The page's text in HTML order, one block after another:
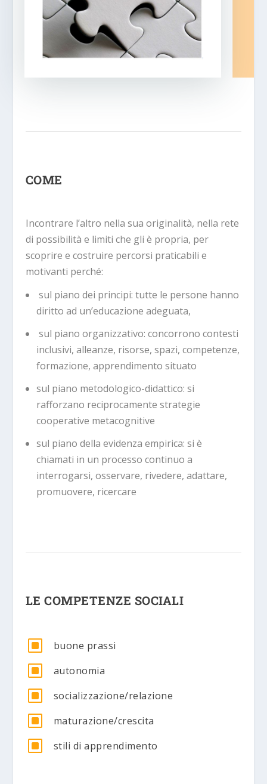
COME
Incontrare l’altro nella sua originalità, nella rete
di possibilità e limiti che gli è propria, per
scoprire e costruire percorsi praticabili e
motivanti perché:
sul piano dei principi: tutte le persone hanno
diritto ad un’educazione adeguata,
sul piano organizzativo: concorrono contesti
inclusivi, alleanze, risorse, spazi, competenze,
formazione, apprendimento situato
sul piano metodologico-didattico: si
rafforzano reciprocamente strategie
cooperative metacognitive
sul piano della evidenza empirica: si è
chiamati in un processo continuo a
interrogarsi, osservare, rivedere, adattare,
promuovere, ricercare
LE COMPETENZE SOCIALI
W buone prassi
W autonomia
W socializzazione/relazione
W maturazione/crescita
W stili di apprendimento